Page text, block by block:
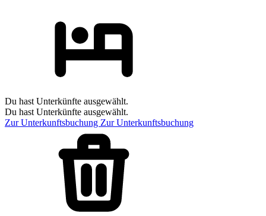
Du hast Unterkünfte ausgewählt.
Du hast Unterkünfte ausgewählt.
Zur Unterkunftsbuchung Zur Unterkunftsbuchung